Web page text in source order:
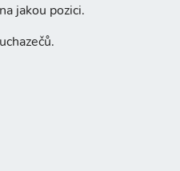
jakou pozici.